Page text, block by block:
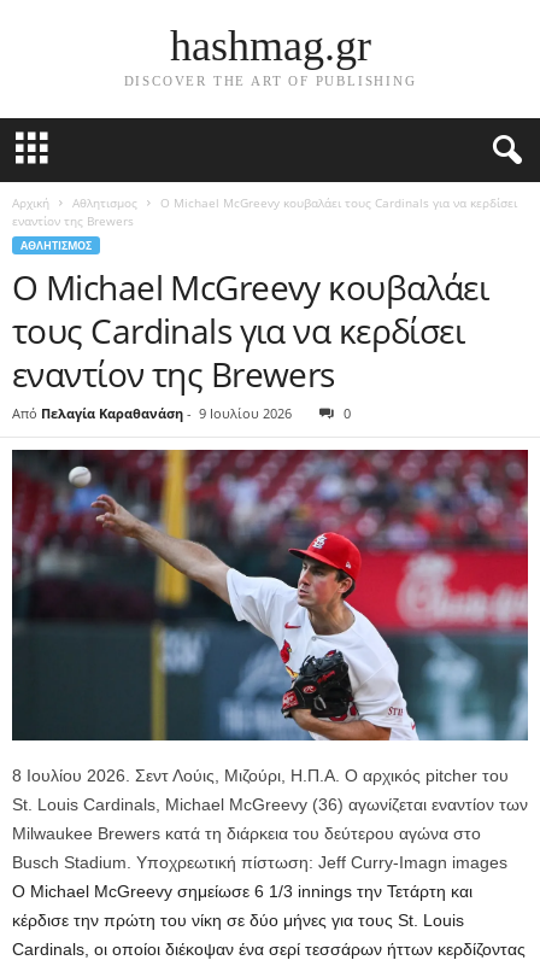
hashmag.gr
DISCOVER THE ART OF PUBLISHING
Αρχική Αθλητισμος
Ο Michael McGreevy κουβαλάει τους Cardinals για να κερδίσει
εναντίον της Brewers
ΑΘΛΗΤΙΣΜΟΣ
Ο Michael McGreevy κουβαλάει
τους Cardinals για να κερδίσει
εναντίον της Brewers
Από Πελαγία Καραθανάση - 9 Ιουλίου 2026 0
8 Ιουλίου 2026. Σεντ Λούις, Μιζούρι, Η.Π.Α. Ο αρχικός pitcher του
St. Louis Cardinals, Michael McGreevy (36) αγωνίζεται εναντίον των
Milwaukee Brewers κατά τη διάρκεια του δεύτερου αγώνα στο
Busch Stadium. Υποχρεωτική πίστωση: Jeff Curry-Imagn images
Ο Michael McGreevy σημείωσε 6 1/3 innings την Τετάρτη και
κέρδισε την πρώτη του νίκη σε δύο μήνες για τους St. Louis
Cardinals, οι οποίοι διέκοψαν ένα σερί τεσσάρων ήττων κερδίζοντας